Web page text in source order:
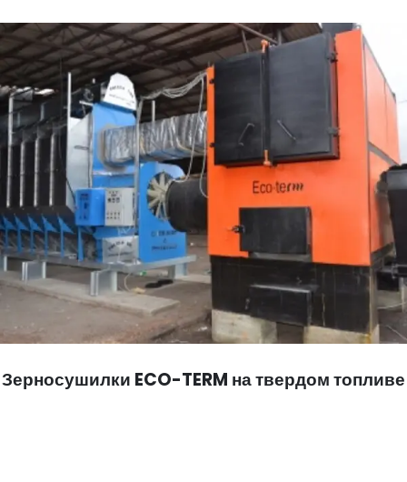
Зерносушилки ECO-TERM на твердом топливе